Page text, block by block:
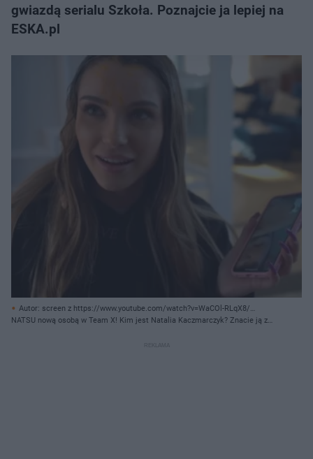
gwiazdą serialu Szkoła. Poznajcie ja lepiej na
ESKA.pl
Autor: screen z https://www.youtube.com/watch?v=WaCOl-RLqX8/
Archiwum prywatne
NATSU nową osobą w Team X! Kim jest Natalia Kaczmarczyk? Znacie ją z